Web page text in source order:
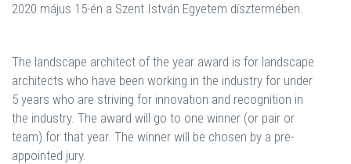
2020 május 15-én a Szent István Egyetem dísztermében.
The landscape architect of the year award is for landscape
architects who have been working in the industry for under
5 years who are striving for innovation and recognition in
the industry. The award will go to one winner (or pair or
team) for that year. The winner will be chosen by a pre-
appointed jury.